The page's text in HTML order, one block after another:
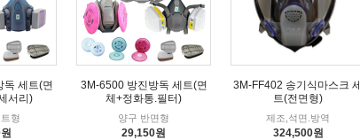
세트(면
서리)
형
3M-6500 방진방독 세트(면
체+정화통.필터)
양구 반면형
29,150원
3M-FF402 송기식마스크 세
트(전면형)
제조,석면.방역
324,500원